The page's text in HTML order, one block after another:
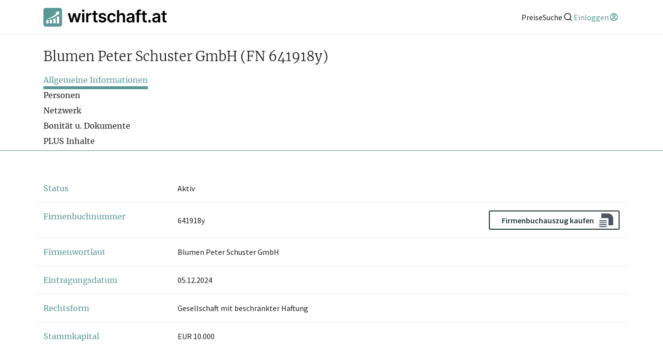
PreiseSuche Einloggen
Blumen Peter Schuster GmbH (FN 641918y)
Allgemeine Informationen
Personen
Netzwerk
Bonität u. Dokumente
PLUS Inhalte
Status Aktiv
Firmenbuchnummer 641918y Firmenbuchauszug kaufen
Firmenwortlaut Blumen Peter Schuster GmbH
Eintragungsdatum 05.12.2024
Rechtsform Gesellschaft mit beschränkter Haftung
Stammkapital EUR 10.000